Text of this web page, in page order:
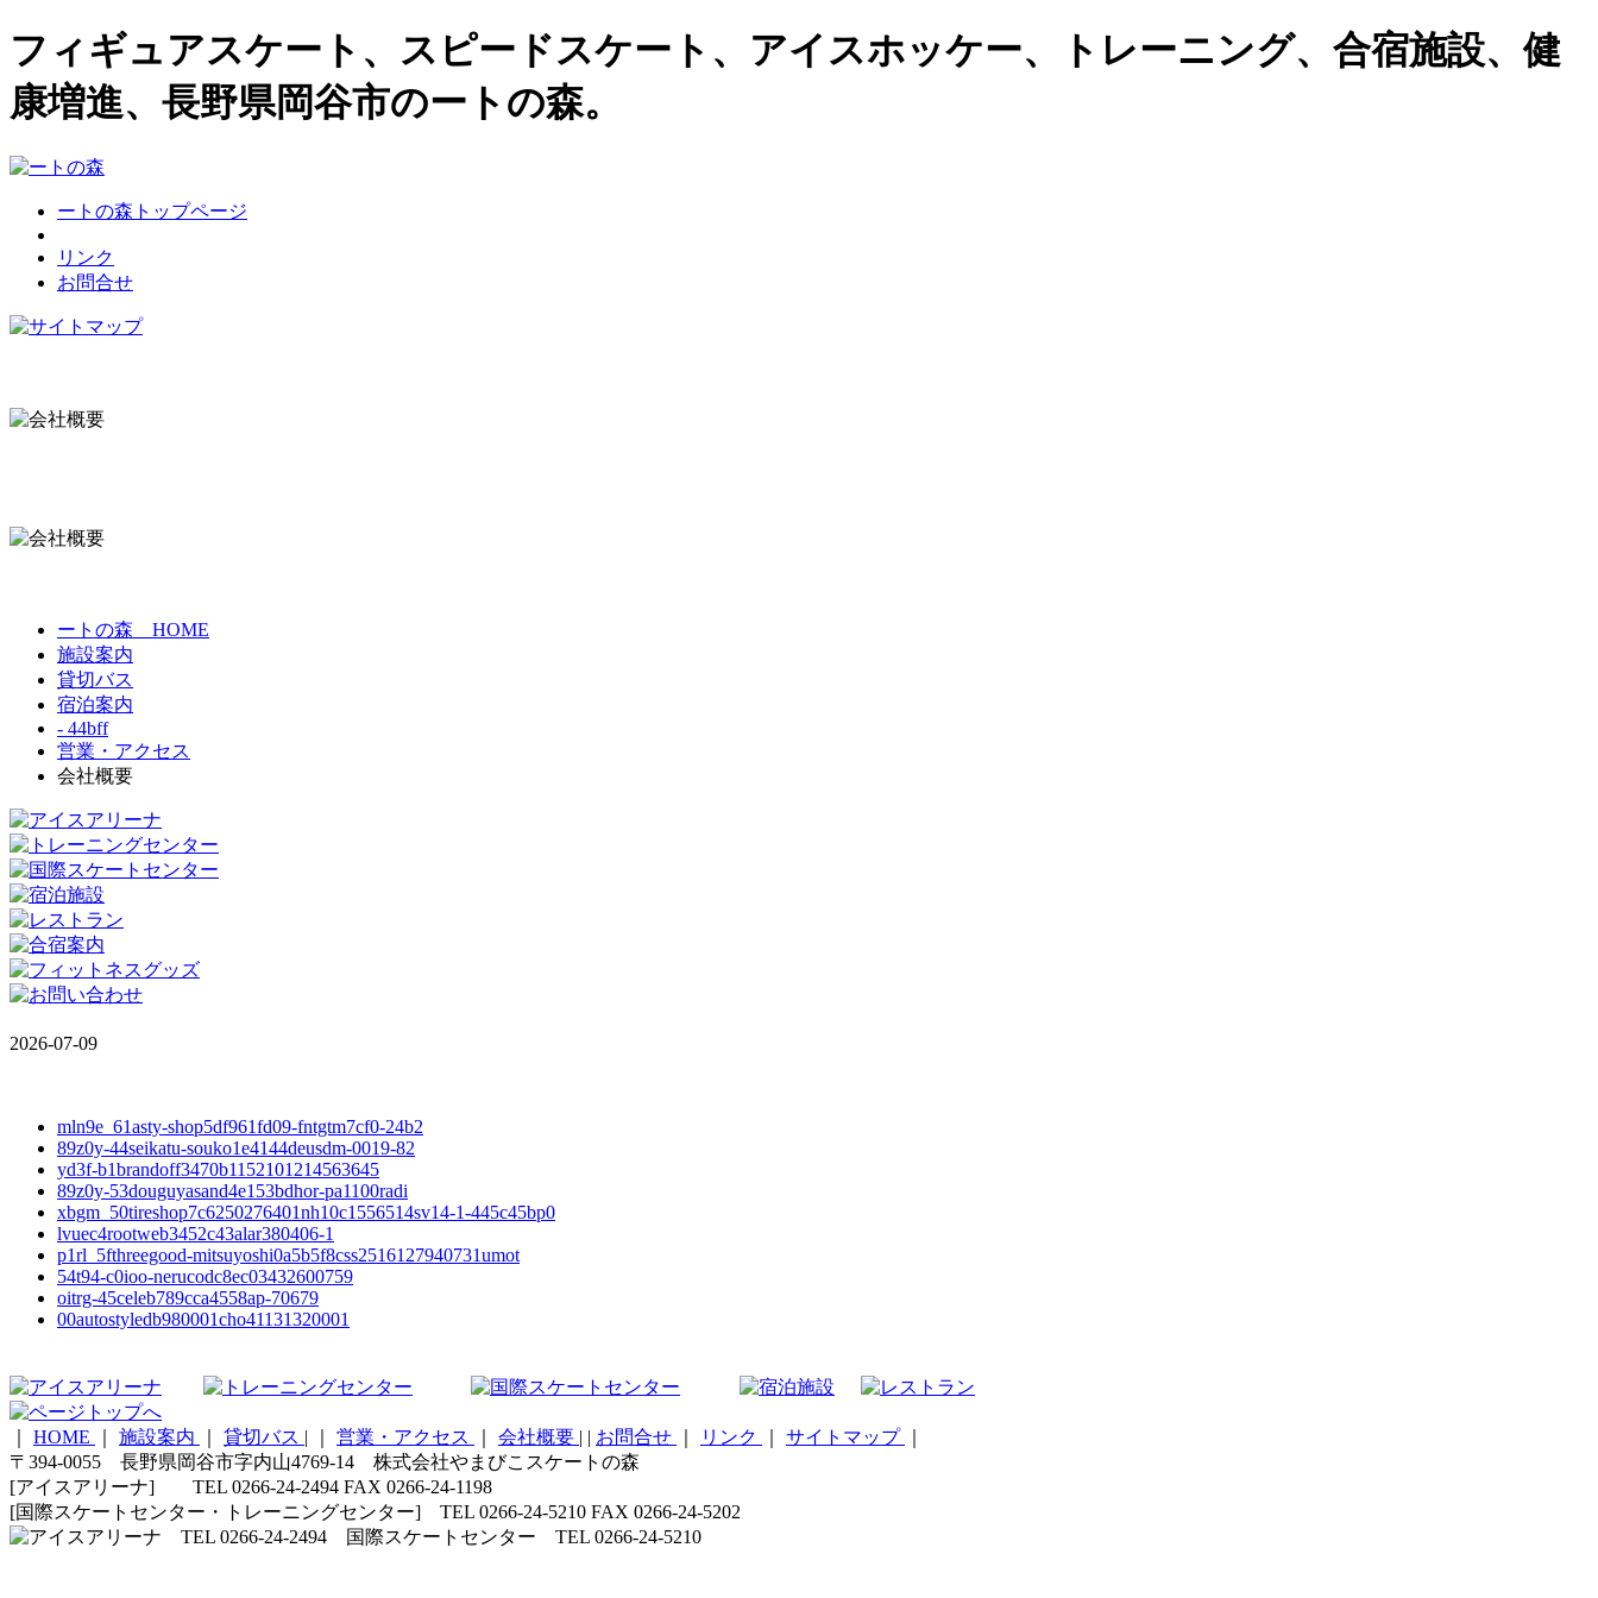
フィギュアスケート、スピードスケート、アイスホッケー、トレーニング、合宿施設、健
康増進、長野県岡谷市のートの森。
ートの森トップページ
リンク
お問合せ
ートの森 HOME
施設案内
貸切バス
宿泊案内
- 44bff
営業・アクセス
会社概要
2026-07-09
mln9e_61asty-shop5df961fd09-fntgtm7cf0-24b2
89z0y-44seikatu-souko1e4144deusdm-0019-82
yd3f-b1brandoff3470b1152101214563645
89z0y-53douguyasand4e153bdhor-pa1100radi
xbgm_50tireshop7c6250276401nh10c1556514sv14-1-445c45bp0
lvuec4rootweb3452c43alar380406-1
p1rl_5fthreegood-mitsuyoshi0a5b5f8css2516127940731umot
54t94-c0ioo-nerucodc8ec03432600759
oitrg-45celeb789cca4558ap-70679
00autostyledb980001cho41131320001
HOME 施設案内 貸切バス | 営業・アクセス 会社概要 | | お問合せ リンク サイトマップ
〒394-0055 長野県岡谷市字内山4769-14 株式会社やまびこスケートの森
[アイスアリーナ] TEL 0266-24-2494 FAX 0266-24-1198
[国際スケートセンター・トレーニングセンター] TEL 0266-24-5210 FAX 0266-24-5202